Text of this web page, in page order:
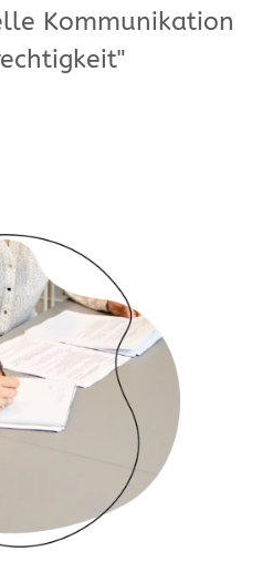
Kommunikation